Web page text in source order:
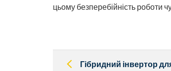
цьому безперебійність роботи
navigation